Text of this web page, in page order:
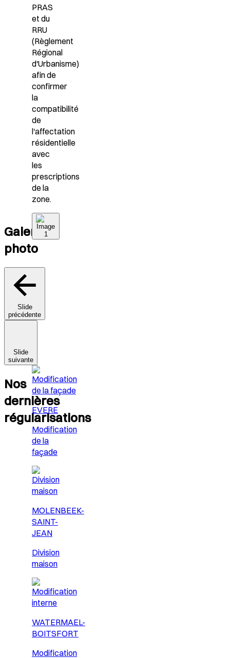
PRAS
et du
RRU
(Règlement
Régional
d'Urbanisme)
afin de
confirmer
la
compatibilité
de
l'affectation
résidentielle
avec
les
prescriptions
de la
zone.
Galerie
photo
Slide
précédente
Slide
suivante
Nos
dernières
régularisations
EVERE
Modification
de la
façade
MOLENBEEK-
SAINT-
JEAN
Division
maison
WATERMAEL-
BOITSFORT
Modification